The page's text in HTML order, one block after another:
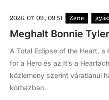
2026. 07. 09., 09:51 Zene
Meghalt Bonnie Tyler
A Total Eclipse of the Heart, a
for a Hero és az It’s a
közlemény szerint váratlanul
kórházban.